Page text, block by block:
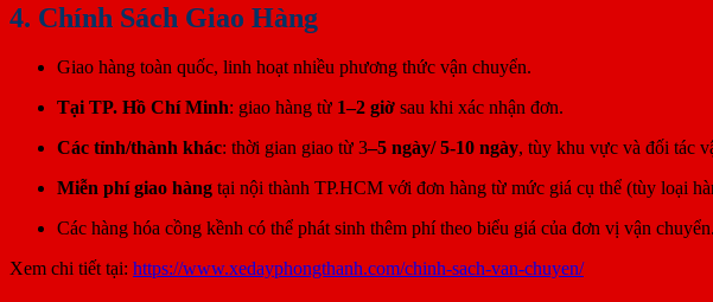
4. Chính Sách Giao Hàng
Giao hàng toàn quốc, linh hoạt nhiều phương thức vận chuyển.
Tại TP. Hồ Chí Minh: giao hàng từ 1–2 giờ sau khi xác nhận đơn.
Các tỉnh/thành khác: thời gian giao từ 3–5 ngày/ 5-10 ngày, tùy khu vực và đối tác
Miễn phí giao hàng tại nội thành TP.HCM với đơn hàng từ mức giá cụ thể (tùy loại
Các hàng hóa cồng kềnh có thể phát sinh thêm phí theo biểu giá của đơn vị vận chuyển.
Xem chi tiết tại: https://www.xedayphongthanh.com/chinh-sach-van-chuyen/